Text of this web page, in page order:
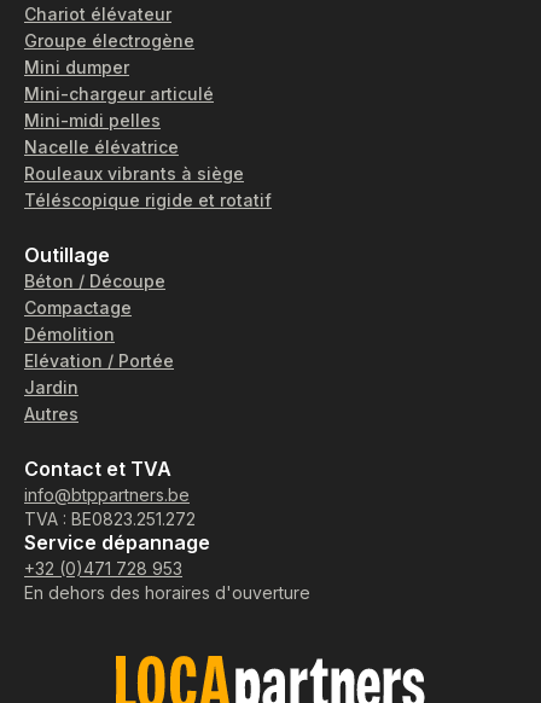
Chariot élévateur
Groupe électrogène
Mini dumper
Mini-chargeur articulé
Mini-midi pelles
Nacelle élévatrice
Rouleaux vibrants à siège
Téléscopique rigide et rotatif
Outillage
Béton / Découpe
Compactage
Démolition
Elévation / Portée
Jardin
Autres
Contact et TVA
info@btppartners.be
TVA : BE0823.251.272
Service dépannage
+32 (0)471 728 953
En dehors des horaires d'ouverture